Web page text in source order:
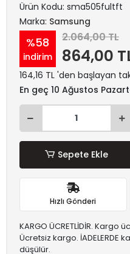
Ürün Kodu: sma505fultft
Marka: Samsung
%58
indirim
2.064,00 TL
864,00
164,16 TL 'den başlayan
En geç 10 Ağustos
Sepete Ekle
Hızlı Gönderi
KARGO ÜCRETLİDİR. Kargo
Ücretsiz kargo. İADELERDE
düşülür.